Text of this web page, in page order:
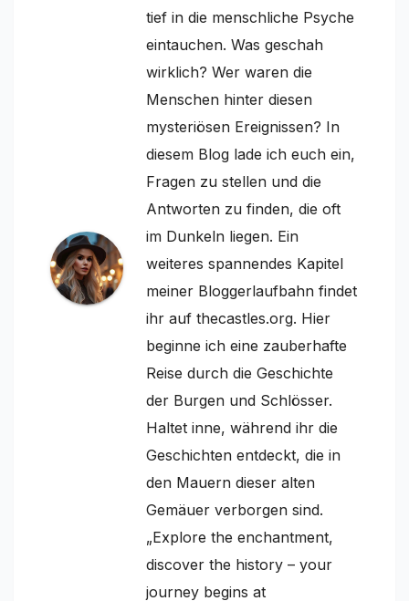
tief in die menschliche Psyche
eintauchen. Was geschah
wirklich? Wer waren die
Menschen hinter diesen
mysteriösen Ereignissen? In
diesem Blog lade ich euch ein,
Fragen zu stellen und die
Antworten zu finden, die oft
im Dunkeln liegen. Ein
weiteres spannendes Kapitel
meiner Bloggerlaufbahn findet
ihr auf thecastles.org. Hier
beginne ich eine zauberhafte
Reise durch die Geschichte
der Burgen und Schlösser.
Haltet inne, während ihr die
Geschichten entdeckt, die in
den Mauern dieser alten
Gemäuer verborgen sind.
„Explore the enchantment,
discover the history – your
journey begins at